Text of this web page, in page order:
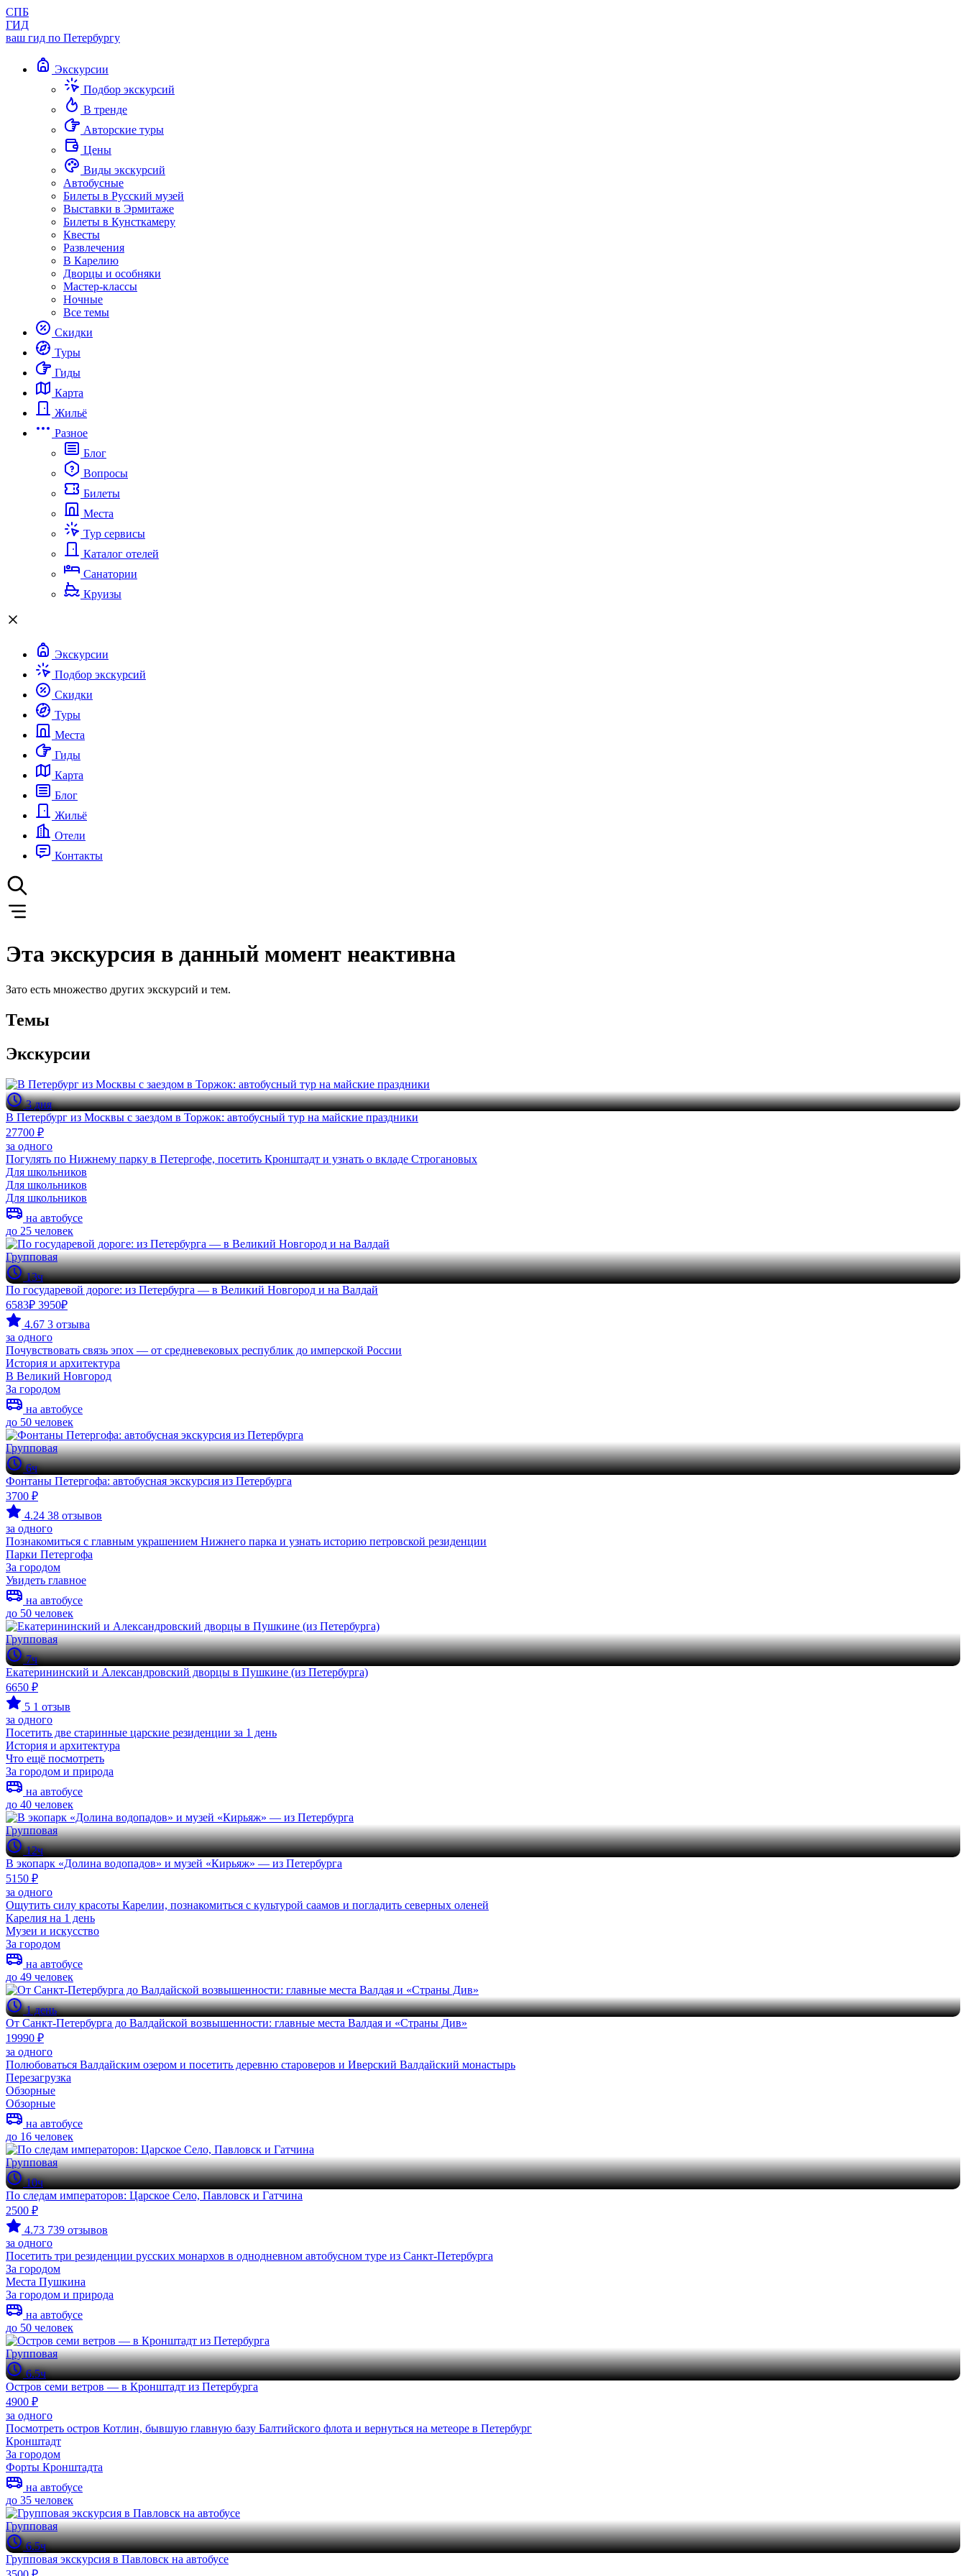
СПБ
ГИД
ваш гид по Петербургу
Экскурсии
Подбор экскурсий
В тренде
Авторские туры
Цены
Виды экскурсий
Автобусные
Билеты в Русский музей
Выставки в Эрмитаже
Билеты в Кунсткамеру
Квесты
Развлечения
В Карелию
Дворцы и особняки
Мастер-классы
Ночные
Все темы
Скидки
Туры
Гиды
Карта
Жильё
Разное
Блог
Вопросы
Билеты
Места
Тур сервисы
Каталог отелей
Санатории
Круизы
Экскурсии
Подбор экскурсий
Скидки
Туры
Места
Гиды
Карта
Блог
Жильё
Отели
Контакты
Эта экскурсия в данный момент неактивна
Зато есть множество других экскурсий и тем.
Темы
Экскурсии
3 дня
В Петербург из Москвы с заездом в Торжок: автобусный тур на майские праздники
27700 ₽
за одного
Погулять по Нижнему парку в Петергофе, посетить Кронштадт и узнать о вкладе Строгановых
Для школьников
Для школьников
Для школьников
на автобусе
до 25 человек
Групповая
13ч
По государевой дороге: из Петербурга — в Великий Новгород и на Валдай
6583₽ 3950₽
4.67 3 отзыва
за одного
Почувствовать связь эпох — от средневековых республик до имперской России
История и архитектура
В Великий Новгород
За городом
на автобусе
до 50 человек
Групповая
6ч
Фонтаны Петергофа: автобусная экскурсия из Петербурга
3700 ₽
4.24 38 отзывов
за одного
Познакомиться с главным украшением Нижнего парка и узнать историю петровской резиденции
Парки Петергофа
За городом
Увидеть главное
на автобусе
до 50 человек
Групповая
7ч
Екатерининский и Александровский дворцы в Пушкине (из Петербурга)
6650 ₽
5 1 отзыв
за одного
Посетить две старинные царские резиденции за 1 день
История и архитектура
Что ещё посмотреть
За городом и природа
на автобусе
до 40 человек
Групповая
12ч
В экопарк «Долина водопадов» и музей «Кирьяж» — из Петербурга
5150 ₽
за одного
Ощутить силу красоты Карелии, познакомиться с культурой саамов и погладить северных оленей
Карелия на 1 день
Музеи и искусство
За городом
на автобусе
до 49 человек
1 день
От Санкт-Петербурга до Валдайской возвышенности: главные места Валдая и «Страны Див»
19990 ₽
за одного
Полюбоваться Валдайским озером и посетить деревню староверов и Иверский Валдайский монастырь
Перезагрузка
Обзорные
Обзорные
на автобусе
до 16 человек
Групповая
10ч
По следам императоров: Царское Село, Павловск и Гатчина
2500 ₽
4.73 739 отзывов
за одного
Посетить три резиденции русских монархов в однодневном автобусном туре из Санкт-Петербурга
За городом
Места Пушкина
За городом и природа
на автобусе
до 50 человек
Групповая
6.5ч
Остров семи ветров — в Кронштадт из Петербурга
4900 ₽
за одного
Посмотреть остров Котлин, бывшую главную базу Балтийского флота и вернуться на метеоре в Петербург
Кронштадт
За городом
Форты Кронштадта
на автобусе
до 35 человек
Групповая
6.5ч
Групповая экскурсия в Павловск на автобусе